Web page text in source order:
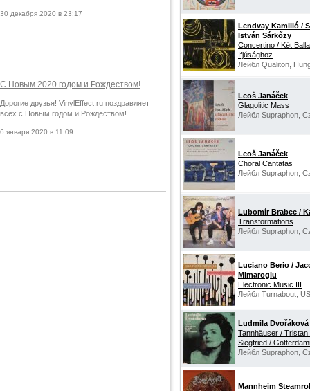
30 декабря 2020 в 23:17
С Новым 2020 годом и Рождеством!
Дорогие друзья! VinylEffect.ru поздравляет
всех с Новым годом и Рождеством!
6 января 2020 в 11:09
Lendvay Kamilló /
István Sárkőzy
Concertino / Két
Ifjúsághoz
Лейбл Qualiton,
Leoš Janáček
Glagolitic Mass
Лейбл Supraphon,
Leoš Janáček
Choral Cantatas
Лейбл Supraphon,
Lubomír Brabec /
Transformations
Лейбл Supraphon,
Luciano Berio /
Mimaroglu
Electronic Music III
Лейбл Turnabout,
Ludmila Dvořáková
Tannhäuser /
Siegfried /
Лейбл Supraphon,
Mannheim